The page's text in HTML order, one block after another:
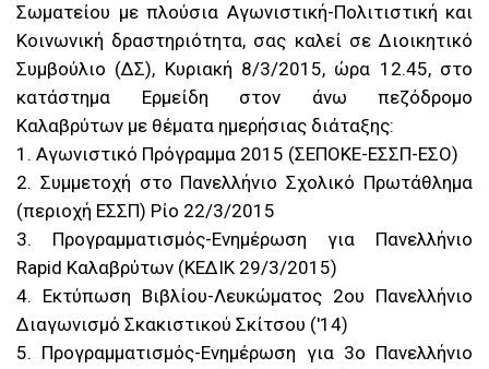
Σωματείου με πλούσια Αγωνιστική-Πολιτιστική και
Κοινωνική δραστηριότητα, σας καλεί σε Διοικητικό
Συμβούλιο (ΔΣ), Κυριακή 8/3/2015, ώρα 12.45, στο
κατάστημα Ερμείδη στον άνω πεζόδρομο
Καλαβρύτων με θέματα ημερήσιας διάταξης:
1. Αγωνιστικό Πρόγραμμα 2015 (ΣΕΠΟΚΕ-ΕΣΣΠ-ΕΣΟ)
2. Συμμετοχή στο Πανελλήνιο Σχολικό Πρωτάθλημα
(περιοχή ΕΣΣΠ) Ρίο 22/3/2015
3. Προγραμματισμός-Ενημέρωση για Πανελλήνιο
Rapid Καλαβρύτων (ΚΕΔΙΚ 29/3/2015)
4. Εκτύπωση Βιβλίου-Λευκώματος 2ου Πανελλήνιο
Διαγωνισμό Σκακιστικού Σκίτσου ('14)
5. Προγραμματισμός-Ενημέρωση για 3ο Πανελλήνιο